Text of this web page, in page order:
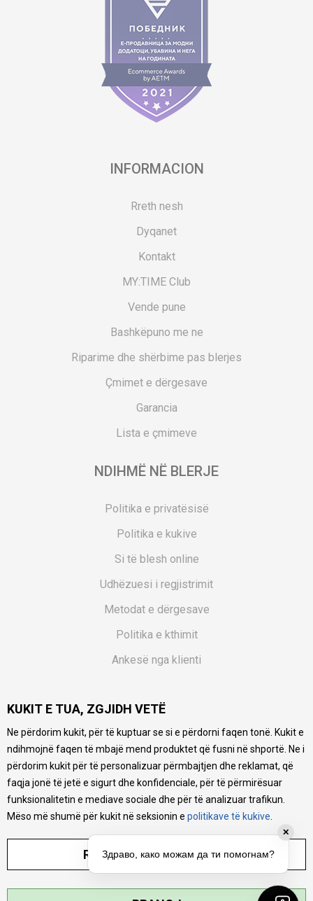
INFORMACION
Rreth nesh
Dyqanet
Kontakt
MY:TIME Club
Vende pune
Bashkëpuno me ne
Riparime dhe shërbime pas blerjes
Çmimet e dërgesave
Garancia
Lista e çmimeve
NDIHMË NË BLERJE
Politika e privatësisë
Politika e kukive
Si të blesh online
Udhëzuesi i regjistrimit
Metodat e dërgesave
Politika e kthimit
Ankesë nga klienti
Pyetjet më të shpeshta
Ne bëjmë çmos që të ofrojmë një përshkrim sa më të saktë
të produkteve tona, ofrojmë edhe foto e çmimin, por nuk
mund të garantojmë që informacioni është i plotë e pa
gabime. Të gjitha produktet janë pjesë e portfolios sonë, por
kjo nuk do të thotë se janë në gjendje në çdo çast.
KUKIT E TUA, ZGJIDH VETË
Ne përdorim kukit, për të kuptuar se si e përdorni faqen tonë. Kukit e
ndihmojnë faqen të mbajë mend produktet që fusni në shportë. Ne i
përdorim kukit për të personalizuar përmbajtjen dhe reklamat, që
faqja jonë të jetë e sigurt dhe konfidenciale, për të përmirësuar
funksionalitetin e mediave sociale dhe për të analizuar trafikun.
Mëso më shumë për kukit në seksionin e politikave të kukive
RREGULLO PARAMETRAT
✕
Здраво, како можам да ти помогнам?